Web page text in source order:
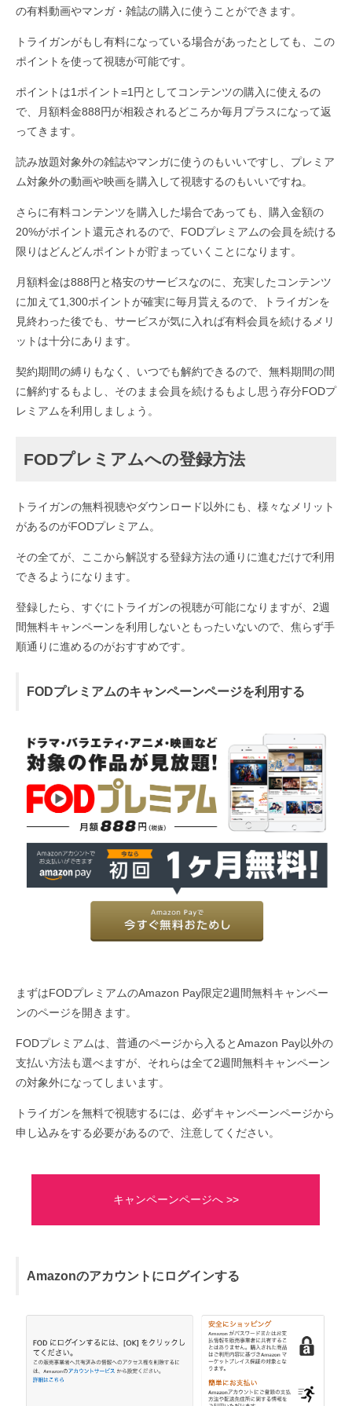
の有料動画やマンガ・雑誌の購入に使うことができます。
トライガンがもし有料になっている場合があったとしても、この
ポイントを使って視聴が可能です。
ポイントは1ポイント=1円としてコンテンツの購入に使えるの
で、月額料金888円が相殺されるどころか毎月プラスになって返
ってきます。
読み放題対象外の雑誌やマンガに使うのもいいですし、プレミア
ム対象外の動画や映画を購入して視聴するのもいいですね。
さらに有料コンテンツを購入した場合であっても、購入金額の
20%がポイント還元されるので、FODプレミアムの会員を続ける
限りはどんどんポイントが貯まっていくことになります。
月額料金は888円と格安のサービスなのに、充実したコンテンツ
に加えて1,300ポイントが確実に毎月貰えるので、トライガンを
見終わった後でも、サービスが気に入れば有料会員を続けるメリ
ットは十分にあります。
契約期間の縛りもなく、いつでも解約できるので、無料期間の間
に解約するもよし、そのまま会員を続けるもよし思う存分FODプ
レミアムを利用しましょう。
FODプレミアムへの登録方法
トライガンの無料視聴やダウンロード以外にも、様々なメリット
があるのがFODプレミアム。
その全てが、ここから解説する登録方法の通りに進むだけで利用
できるようになります。
登録したら、すぐにトライガンの視聴が可能になりますが、2週
間無料キャンペーンを利用しないともったいないので、焦らず手
順通りに進めるのがおすすめです。
FODプレミアムのキャンペーンページを利用する
まずはFODプレミアムのAmazon Pay限定2週間無料キャンペー
ンのページを開きます。
FODプレミアムは、普通のページから入るとAmazon Pay以外の
支払い方法も選べますが、それらは全て2週間無料キャンペーン
の対象外になってしまいます。
トライガンを無料で視聴するには、必ずキャンペーンページから
申し込みをする必要があるので、注意してください。
キャンペーンページへ >>
Amazonのアカウントにログインする